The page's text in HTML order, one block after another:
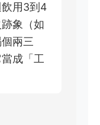
用3到4
象（如
兩三
成「工